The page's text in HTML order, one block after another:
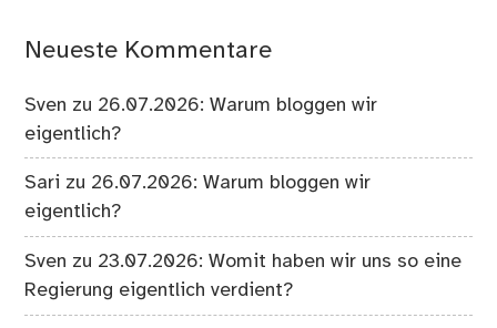
Neueste Kommentare
Sven zu 26.07.2026: Warum bloggen wir
eigentlich?
Sari zu 26.07.2026: Warum bloggen wir
eigentlich?
Sven zu 23.07.2026: Womit haben wir uns so eine
Regierung eigentlich verdient?